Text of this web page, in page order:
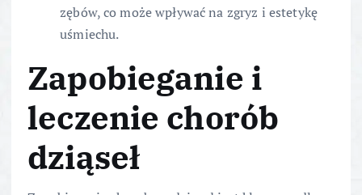
zębów, co może wpływać na zgryz i estetykę
uśmiechu.
Zapobieganie i
leczenie chorób
dziąseł